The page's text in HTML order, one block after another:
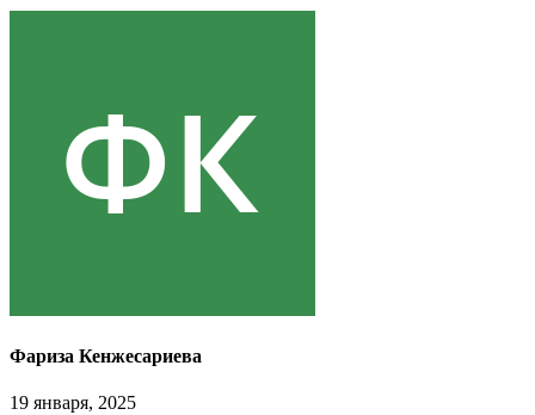
Фариза Кенжесариева
19 января, 2025